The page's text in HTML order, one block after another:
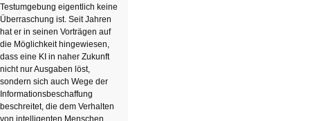
Testumgebung eigentlich keine
Überraschung ist. Seit Jahren
hat er in seinen Vorträgen auf
die Möglichkeit hingewiesen,
dass eine KI in naher Zukunft
nicht nur Ausgaben löst,
sondern sich auch Wege der
Informationsbeschaffung
beschreitet, die dem Verhalten
von intelligenten Menschen